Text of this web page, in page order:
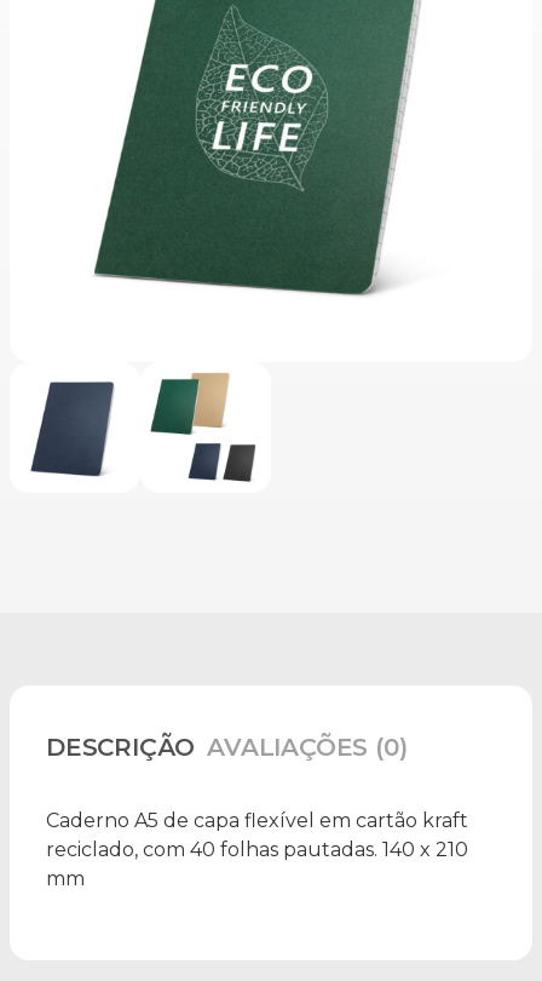
DESCRIÇÃO AVALIAÇÕES (0)
Caderno A5 de capa flexível em cartão kraft
reciclado, com 40 folhas pautadas. 140 x 210
mm